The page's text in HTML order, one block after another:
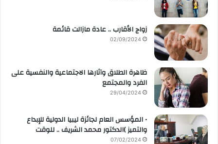
زواج الأقارب .. عادة مازالت قائمة
02/09/2024
ظاهرة الطلاق وآثارها الاجتماعية والنفسية على
الفرد والمجتمع
29/04/2024
• المؤسس العام لجائزة ليبيا الدولية للإبداع
والتميز )الدكتور محمد الشريف .. للوقت
07/02/2024